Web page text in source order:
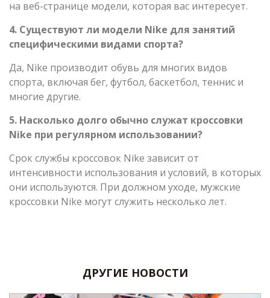
на веб-странице модели, которая вас интересует.
4. Существуют ли модели Nike для занятий
специфическими видами спорта?
Да, Nike производит обувь для многих видов
спорта, включая бег, футбол, баскетбол, теннис и
многие другие.
5. Насколько долго обычно служат кроссовки
Nike при регулярном использовании?
Срок службы кроссовок Nike зависит от
интенсивности использования и условий, в которых
они используются. При должном уходе, мужские
кроссовки Nike могут служить несколько лет.
ДРУГИЕ НОВОСТИ